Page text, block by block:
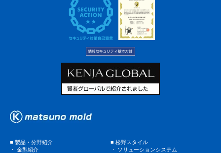
■ 製品・分野紹介 ■ 松野スタイル
・ 金型紹介 ・ ソリューションシステム